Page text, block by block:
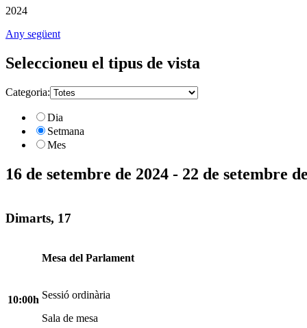
2024
Any següent
Seleccioneu el tipus de vista
Categoria:
Dia
Setmana
Mes
16 de setembre de 2024 - 22 de setembre
Dimarts, 17
10:00h
Mesa del Parlament
Sessió ordinària
Sala de mesa